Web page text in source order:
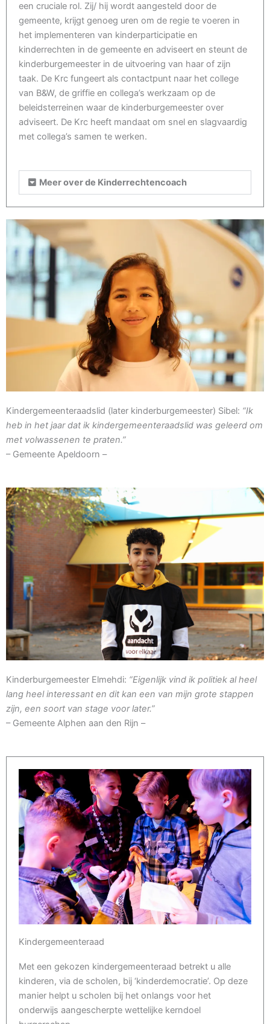
een cruciale rol. Zij/ hij wordt aangesteld door de
gemeente, krijgt genoeg uren om de regie te voeren in
het implementeren van kinderparticipatie en
kinderrechten in de gemeente en adviseert en steunt de
kinderburgemeester in de uitvoering van haar of zijn
taak. De Krc fungeert als contactpunt naar het college
van B&W, de griffie en collega’s werkzaam op de
beleidsterreinen waar de kinderburgemeester over
adviseert. De Krc heeft mandaat om snel en slagvaardig
met collega’s samen te werken.
Meer over de Kinderrechtencoach
Kindergemeenteraadslid (later kinderburgemeester) Sibel: “Ik
heb in het jaar dat ik kindergemeenteraadslid was geleerd om
met volwassenen te praten.”
– Gemeente Apeldoorn –
Kinderburgemeester Elmehdi: “Eigenlijk vind ik politiek al heel
lang heel interessant en dit kan een van mijn grote stappen
zijn, een soort van stage voor later.”
– Gemeente Alphen aan den Rijn –
Kindergemeenteraad
Met een gekozen kindergemeenteraad betrekt u alle
kinderen, via de scholen, bij ‘kinderdemocratie’. Op deze
manier helpt u scholen bij het onlangs voor het
onderwijs aangescherpte wettelijke kerndoel